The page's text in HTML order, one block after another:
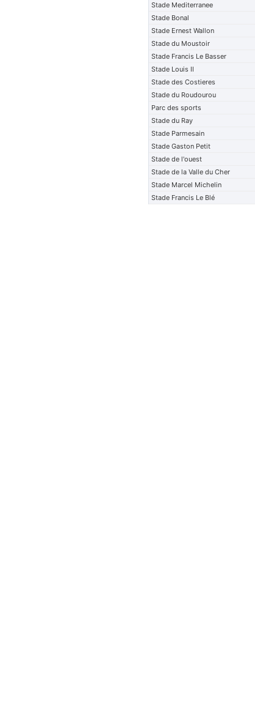
Stade Mediterranee
Stade Bonal
Stade Ernest Wallon
Stade du Moustoir
Stade Francis Le Basser
Stade Louis II
Stade des Costieres
Stade du Roudourou
Parc des sports
Stade du Ray
Stade Parmesain
Stade Gaston Petit
Stade de l'ouest
Stade de la Valle du Cher
Stade Marcel Michelin
Stade Francis Le Blé